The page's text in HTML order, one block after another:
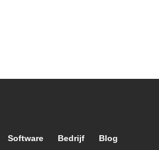
Software Bedrijf Blog